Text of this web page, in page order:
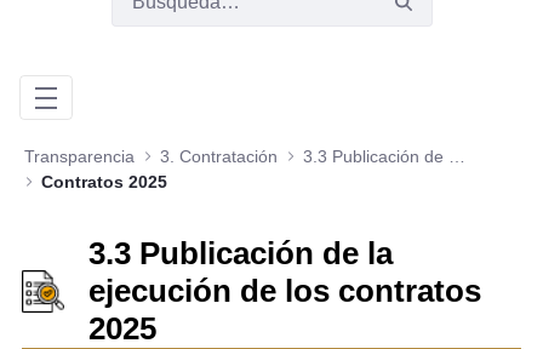
Transparencia 3. Contratación
Contratos 2025
3.3 Publicación de la
ejecución de los contratos
2025